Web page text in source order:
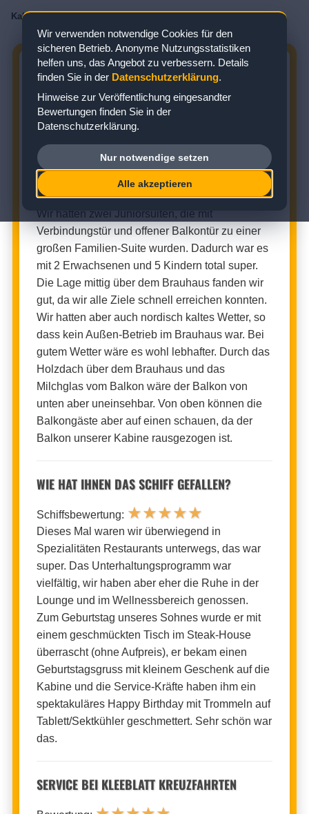
Kabinenbewertungen Kabine 9254
AIDANOVA KABINE 9254:
BEWERTUNG ZUR JUNIOR SUITE
Zielgebiet: Nordeuropa
JUNIOR SUITE (KABINENNUMMER: 9254)
Kabinenbewertung:★★★★★
Wir hatten zwei Juniorsuiten, die mit
Verbindungstür und offener Balkontür zu einer
großen Familien-Suite wurden. Dadurch war es
mit 2 Erwachsenen und 5 Kindern total super.
Die Lage mittig über dem Brauhaus fanden wir
gut, da wir alle Ziele schnell erreichen konnten.
Wir hatten aber auch nordisch kaltes Wetter, so
dass kein Außen-Betrieb im Brauhaus war. Bei
gutem Wetter wäre es wohl lebhafter. Durch das
Holzdach über dem Brauhaus und das
Milchglas vom Balkon wäre der Balkon von
unten aber uneinsehbar. Von oben können die
Balkongäste aber auf einen schauen, da der
Balkon unserer Kabine rausgezogen ist.
WIE HAT IHNEN DAS SCHIFF GEFALLEN?
Schiffsbewertung: ★★★★★
Dieses Mal waren wir überwiegend in
Spezialitäten Restaurants unterwegs, das war
super. Das Unterhaltungsprogramm war
vielfältig, wir haben aber eher die Ruhe in der
Lounge und im Wellnessbereich genossen.
Zum Geburtstag unseres Sohnes wurde er mit
einem geschmückten Tisch im Steak-House
überrascht (ohne Aufpreis), er bekam einen
Geburtstagsgruss mit kleinem Geschenk auf die
Kabine und die Service-Kräfte haben ihm ein
spektakuläres Happy Birthday mit Trommeln auf
Tablett/Sektkühler geschmettert. Sehr schön war
das.
SERVICE BEI KLEEBLATT KREUZFAHRTEN
Wir verwenden notwendige Cookies für den
sicheren Betrieb. Anonyme Nutzungsstatistiken
helfen uns, das Angebot zu verbessern. Details
finden Sie in der Datenschutzerklärung.
Hinweise zur Veröffentlichung eingesandter
Bewertungen finden Sie in der
Datenschutzerklärung.
Nur notwendige setzen
Alle akzeptieren